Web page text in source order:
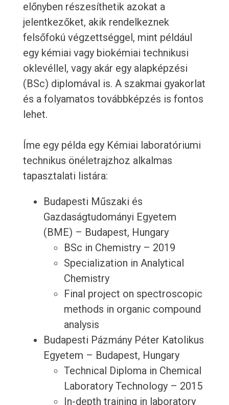
előnyben részesíthetik azokat a
jelentkezőket, akik rendelkeznek
felsőfokú végzettséggel, mint például
egy kémiai vagy biokémiai technikusi
oklevéllel, vagy akár egy alapképzési
(BSc) diplomával is. A szakmai gyakorlat
és a folyamatos továbbképzés is fontos
lehet.
Íme egy példa egy Kémiai laboratóriumi
technikus önéletrajzhoz alkalmas
tapasztalati listára:
Budapesti Műszaki és
Gazdaságtudományi Egyetem
(BME) – Budapest, Hungary
BSc in Chemistry – 2019
Specialization in Analytical
Chemistry
Final project on spectroscopic
methods in organic compound
analysis
Budapesti Pázmány Péter Katolikus
Egyetem – Budapest, Hungary
Technical Diploma in Chemical
Laboratory Technology – 2015
In-depth training in laboratory